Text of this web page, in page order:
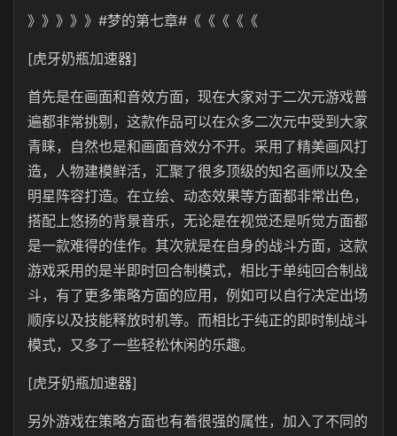
》》》》》#梦的第七章#《《《《《
[虎牙奶瓶加速器]
首先是在画面和音效方面，现在大家对于二次元游戏普
遍都非常挑剔，这款作品可以在众多二次元中受到大家
青睐，自然也是和画面音效分不开。采用了精美画风打
造，人物建模鲜活，汇聚了很多顶级的知名画师以及全
明星阵容打造。在立绘、动态效果等方面都非常出色，
搭配上悠扬的背景音乐，无论是在视觉还是听觉方面都
是一款难得的佳作。其次就是在自身的战斗方面，这款
游戏采用的是半即时回合制模式，相比于单纯回合制战
斗，有了更多策略方面的应用，例如可以自行决定出场
顺序以及技能释放时机等。而相比于纯正的即时制战斗
模式，又多了一些轻松休闲的乐趣。
[虎牙奶瓶加速器]
另外游戏在策略方面也有着很强的属性，加入了不同的